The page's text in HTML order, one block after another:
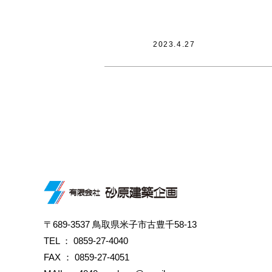
2023.4.27
〒689-3537 鳥取県米子市古豊千58-13
TEL ： 0859-27-4040
FAX ： 0859-27-4051